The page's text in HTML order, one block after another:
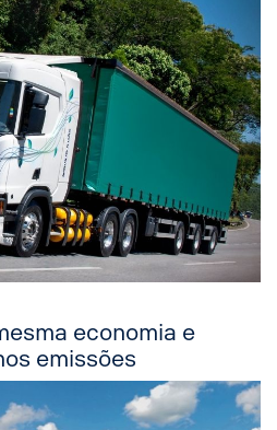
economia e
emissões